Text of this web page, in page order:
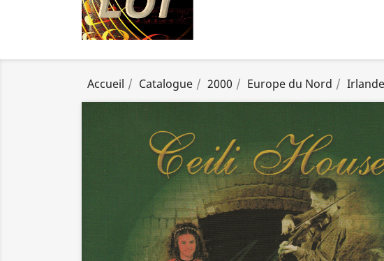
Accueil Catalogue 2000 Europe du Nord Irlande